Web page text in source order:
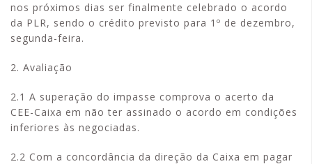
nos próximos dias ser finalmente celebrado o acordo
da PLR, sendo o crédito previsto para 1º de dezembro,
segunda-feira.
2. Avaliação
2.1 A superação do impasse comprova o acerto da
CEE-Caixa em não ter assinado o acordo em condições
inferiores às negociadas.
2.2 Com a concordância da direção da Caixa em pagar